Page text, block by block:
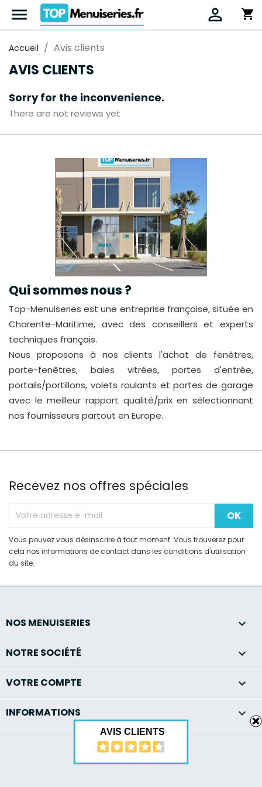
 shopping_cart

Accueil Avis clients
AVIS CLIENTS
Sorry for the inconvenience.
There are not reviews yet
Qui sommes nous ?
Top-Menuiseries est une entreprise française, située en
Charente-Maritime, avec des conseillers et experts
techniques français.
Nous proposons à nos clients l'achat de fenêtres,
porte-fenêtres, baies vitrées, portes d'entrée,
portails/portillons, volets roulants et portes de garage
avec le meilleur rapport qualité/prix en sélectionnant
nos fournisseurs partout en Europe.
Recevez nos offres spéciales
Vous pouvez vous désinscrire à tout moment. Vous trouverez pour
cela nos informations de contact dans les conditions d'utilisation
du site.
NOS MENUISERIES 
NOTRE SOCIÉTÉ 
VOTRE COMPTE 
INFORMATIONS keyboard_arrow_down
AVIS CLIENTS